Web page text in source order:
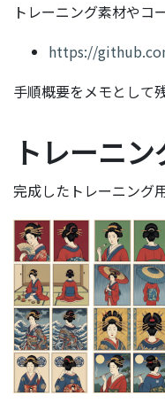
トレーニング素材やコ
https://
手順概要をメモとして
トレーニ
完成したトレーニング